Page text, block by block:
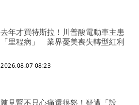
去年才買特斯拉！川普酸電動車主患
「里程病」 業界憂美喪失轉型紅利
2026.08.07 08:23
陳見賢不只心痛還很怒！疑遭「設